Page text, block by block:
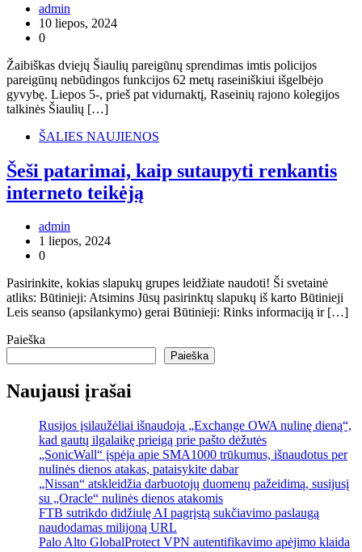
admin
10 liepos, 2024
0
Žaibiškas dviejų Šiaulių pareigūnų sprendimas imtis policijos
pareigūnų nebūdingos funkcijos 62 metų raseiniškiui išgelbėjo
gyvybę. Liepos 5-, prieš pat vidurnaktį, Raseinių rajono kolegijos
talkinės Šiaulių […]
ŠALIES NAUJIENOS
Šeši patarimai, kaip sutaupyti renkantis
interneto teikėją
admin
1 liepos, 2024
0
Pasirinkite, kokias slapukų grupes leidžiate naudoti! Ši svetainė
atliks: Būtinieji: Atsimins Jūsų pasirinktų slapukų iš karto Būtinieji
Leis seanso (apsilankymo) gerai Būtinieji: Rinks informaciją ir […]
Paieška
Paieška
Naujausi įrašai
Rusijos įsilaužėliai išnaudoja „Exchange OWA nulinę dieną“,
kad gautų ilgalaikę prieigą prie pašto dėžutės
„SonicWall“ įspėja apie SMA1000 trūkumus, išnaudotus per
nulinės dienos atakas, pataisykite dabar
„Nissan“ atskleidžia darbuotojų duomenų pažeidimą, susijusį
su „Oracle“ nulinės dienos atakomis
FTB sutrikdo didžiulę AI pagrįstą sukčiavimo paslaugą
naudodamas milijoną URL
Palo Alto GlobalProtect VPN autentifikavimo apėjimo klaida